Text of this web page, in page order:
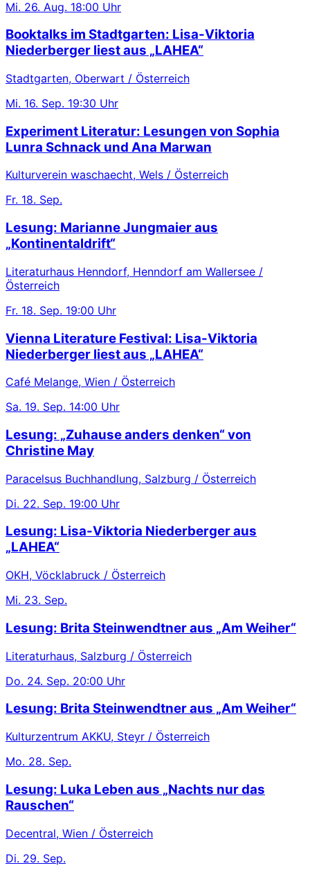
Mi. 26. Aug. 18:00 Uhr
Booktalks im Stadtgarten: Lisa-Viktoria
Niederberger liest aus „LAHEA“
Stadtgarten, Oberwart / Österreich
Mi. 16. Sep. 19:30 Uhr
Experiment Literatur: Lesungen von Sophia
Lunra Schnack und Ana Marwan
Kulturverein waschaecht, Wels / Österreich
Fr. 18. Sep.
Lesung: Marianne Jungmaier aus
„Kontinentaldrift“
Literaturhaus Henndorf, Henndorf am Wallersee /
Österreich
Fr. 18. Sep. 19:00 Uhr
Vienna Literature Festival: Lisa-Viktoria
Niederberger liest aus „LAHEA“
Café Melange, Wien / Österreich
Sa. 19. Sep. 14:00 Uhr
Lesung: „Zuhause anders denken“ von
Christine May
Paracelsus Buchhandlung, Salzburg / Österreich
Di. 22. Sep. 19:00 Uhr
Lesung: Lisa-Viktoria Niederberger aus
„LAHEA“
OKH, Vöcklabruck / Österreich
Mi. 23. Sep.
Lesung: Brita Steinwendtner aus „Am Weiher“
Literaturhaus, Salzburg / Österreich
Do. 24. Sep. 20:00 Uhr
Lesung: Brita Steinwendtner aus „Am Weiher“
Kulturzentrum AKKU, Steyr / Österreich
Mo. 28. Sep.
Lesung: Luka Leben aus „Nachts nur das
Rauschen“
Decentral, Wien / Österreich
Di. 29. Sep.